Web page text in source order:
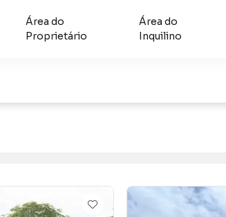
Área do
Proprietário
Área do
Inquilino